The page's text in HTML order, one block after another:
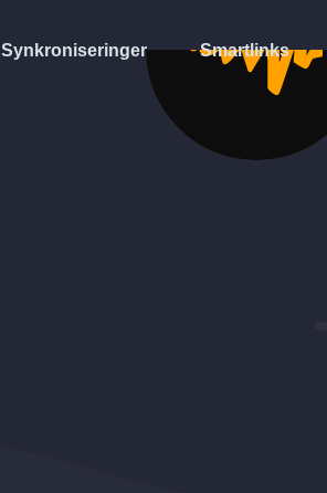
Synkroniseringer Smartlinks